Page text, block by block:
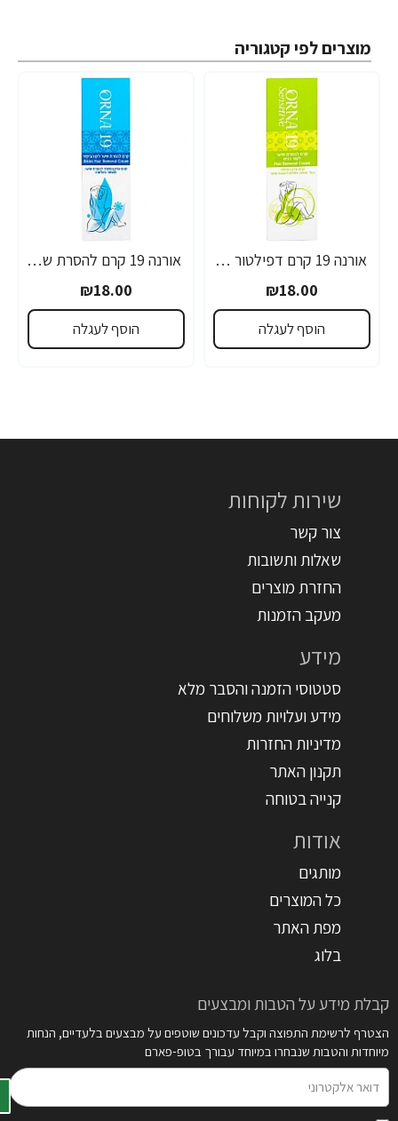
מוצרים לפי קטגוריה
אורנה 19 קרם דפילטור לעור רגיש 80 גרם
₪18.00
הוסף לעגלה
אורנה 19 קרם להסרת שיער לקו הביקיני 90 מ"ל
₪18.00
הוסף לעגלה
שירות לקוחות
צור קשר
שאלות ותשובות
החזרת מוצרים
מעקב הזמנות
מידע
סטטוסי הזמנה והסבר מלא
מידע ועלויות משלוחים
מדיניות החזרות
תקנון האתר
קנייה בטוחה
אודות
מותגים
כל המוצרים
מפת האתר
בלוג
קבלת מידע על הטבות ומבצעים
הצטרף לרשימת התפוצה וקבל עדכונים שוטפים על מבצעים בלעדיים, הנחות
מיוחדות והטבות שנבחרו במיוחד עבורך בטופ-פארם
אלקטרוני